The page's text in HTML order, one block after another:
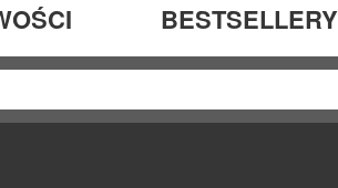
BESTSELLERY